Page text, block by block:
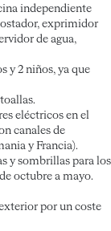
independiente
exprimidor
de agua,
y 2 niños, ya que
eléctricos en el
canales de
y Francia).
y sombrillas para los
octubre a mayo.
por un coste